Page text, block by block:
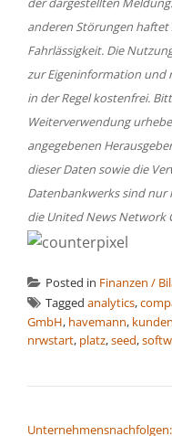
anderen Störungen haftet
Fahrlässigkeit. Die
zur Eigeninformation und
in der Regel kostenfrei.
Weiterverwendung
angegebenen
dieser Daten sowie die
Datenbankwerks sind
die United News Network
Posted in Finanzen /
Tagged analytics,
GmbH, havemann, kunden
nrwstart, platz,seed,
Unternehmensnachfolgen: